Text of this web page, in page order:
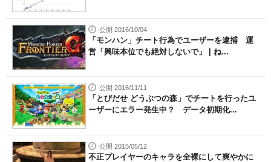
公開 2016/10/04
「モンハン」チート行為でユーザーを逮捕 運
営「興味本位でも絶対しないで」 | ね...
公開 2016/11/11
「とびだせ どうぶつの森」でチートを行ったユ
ーザーにエラー発生中？ データ初期化...
公開 2015/05/12
不正プレイヤーのキャラを全裸にして爽やかに